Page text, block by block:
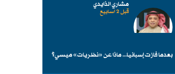
مشاري الذايدي
قبل 2 اسابیع
بعدما فازت إسبانيا... ماذا عن «نظريات» ميسي؟